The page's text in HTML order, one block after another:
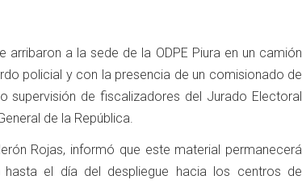
a la sede de la ODPE Piura en un camión
policial y con la presencia de un comisionado de
supervisión de fiscalizadores del Jurado Electoral
de la República.
Rojas, informó que este material permanecerá
el día del despliegue hacia los centros de